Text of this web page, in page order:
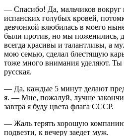
— Спасибо! Да, мальчиков вокруг
испанских голубых кровей,
девчонкой влюбилась в моего
были против, но мы поженились,
всегда красивы и талантливы, а
мою семью, сделал блестящую
тоже много внимания уделяют. Ты
русская.
— Да, каждые 5 минут делают
я. — Мне, пожалуй, лучше
завтра я буду цвета флага СССР.
— Жаль терять хорошую
подвезти, к вечеру заедет муж.